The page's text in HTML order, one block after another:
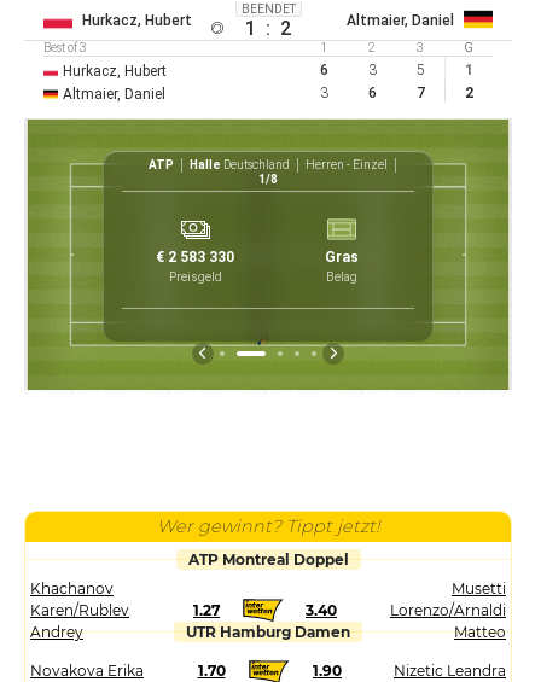
Hurkacz, Hubert
BEENDET
1 : 2 Altmaier, Daniel
Best of 3 1 2 3 G
Hurkacz, Hubert 6 3 5
1
Altmaier, Daniel
3 6 7 2
ATP Halle Deutschland
Herren - Einzel
1/8
€ 2 583 330
Preisgeld
Gras
Belag
Wer gewinnt? Tippt jetzt!
ATP Montreal Doppel
Khachanov
Karen/Rublev
Andrey
1.27 3.40
Musetti
Lorenzo/Arnaldi
Matteo
UTR Hamburg Damen
Novakova Erika 1.70 1.90
Nizetic Leandra